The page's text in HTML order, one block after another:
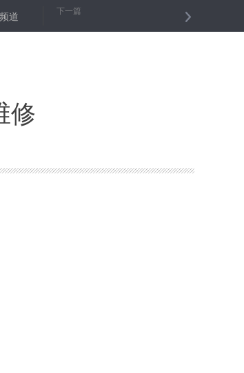
中心 “关爱地球，从土壤开始”主题活动在联合国
频道 下一篇
修